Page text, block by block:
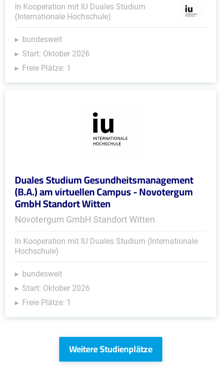
In Kooperation mit IU Duales Studium
(Internationale Hochschule)
bundesweit
Start: Oktober 2026
Freie Plätze: 1
Duales Studium Gesundheitsmanagement
(B.A.) am virtuellen Campus - Novotergum
GmbH Standort Witten
Novotergum GmbH Standort Witten
In Kooperation mit IU Duales Studium (Internationale
Hochschule)
bundesweit
Start: Oktober 2026
Freie Plätze: 1
Weitere Studienplätze